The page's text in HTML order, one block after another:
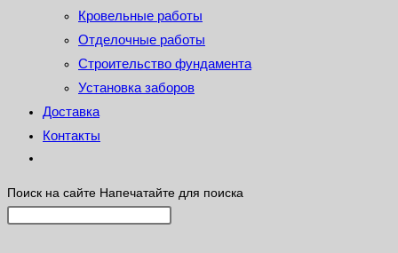
Кровельные работы
Отделочные работы
Строительство фундамента
Установка заборов
Доставка
Контакты
Поиск на сайте Напечатайте для поиска